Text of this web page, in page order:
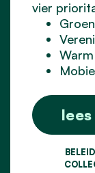
vier
BELEID